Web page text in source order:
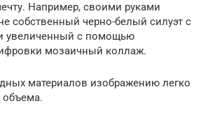
Например, своими руками
собственный черно-белый силуэт с
увеличенный с помощью
мозаичный коллаж.
материалов изображению легко
объема.